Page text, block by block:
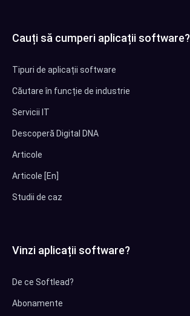
Cauți să cumperi aplicații software?
Tipuri de aplicații software
Căutare în funcție de industrie
Servicii IT
Descoperă Digital DNA
Articole
Articole [En]
Studii de caz
Vinzi aplicații software?
De ce Softlead?
Abonamente